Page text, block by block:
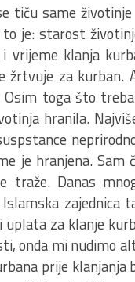
tiču same
je: starost
vrijeme klanja
žrtvuje za
toga što
hranila.
je hranjena.
traže. Danas
zajednica
za klanje
onda mi nudimo
prije klanjanja